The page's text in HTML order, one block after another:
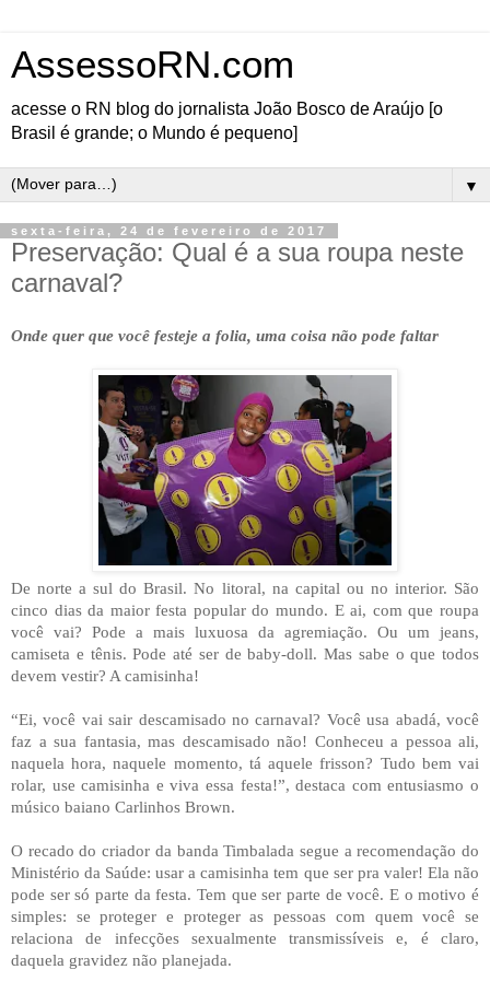
AssessoRN.com
acesse o RN blog do jornalista João Bosco de Araújo [o
Brasil é grande; o Mundo é pequeno]
▼
sexta-feira, 24 de fevereiro de 2017
Preservação: Qual é a sua roupa neste
carnaval?
Onde quer que você festeje a folia, uma coisa não pode faltar
De norte a sul do Brasil. No litoral, na capital ou no interior. São
cinco dias da maior festa popular do mundo. E ai, com que roupa
você vai? Pode a mais luxuosa da agremiação. Ou um jeans,
camiseta e tênis. Pode até ser de baby-doll. Mas sabe o que todos
devem vestir? A camisinha!
“Ei, você vai sair descamisado no carnaval? Você usa abadá, você
faz a sua fantasia, mas descamisado não! Conheceu a pessoa ali,
naquela hora, naquele momento, tá aquele frisson? Tudo bem vai
rolar, use camisinha e viva essa festa!”, destaca com entusiasmo o
músico baiano Carlinhos Brown.
O recado do criador da banda Timbalada segue a recomendação do
Ministério da Saúde: usar a camisinha tem que ser pra valer! Ela não
pode ser só parte da festa. Tem que ser parte de você. E o motivo é
simples: se proteger e proteger as pessoas com quem você se
relaciona de infecções sexualmente transmissíveis e, é claro,
daquela gravidez não planejada.